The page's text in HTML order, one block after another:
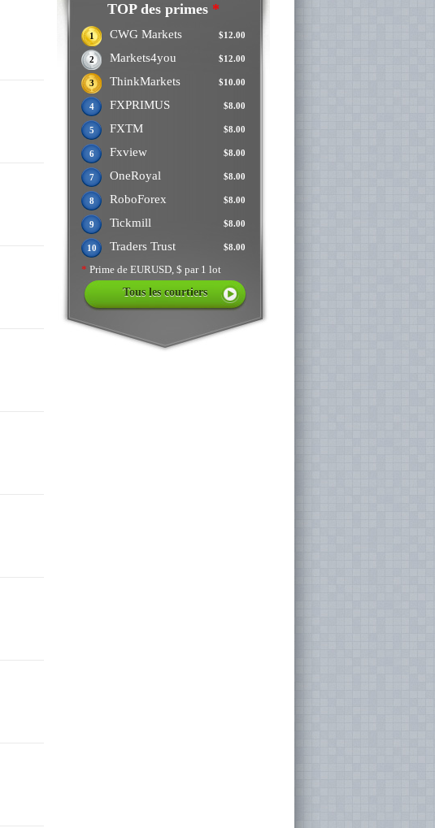
TOP des primes *
$12.00
1 CWG Markets
$12.00
2 Markets4you
$10.00
3 ThinkMarkets
$8.00
4 FXPRIMUS
$8.00
5 FXTM
$8.00
6 Fxview
$8.00
7 OneRoyal
$8.00
8 RoboForex
$8.00
9 Tickmill
$8.00
10 Traders Trust
* Prime de EURUSD, $ par 1 lot
Tous les courtiers